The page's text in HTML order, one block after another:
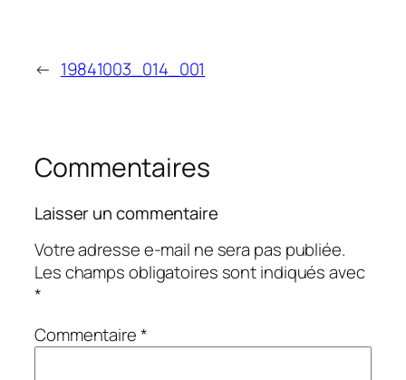
← 19841003_014_001
Commentaires
Laisser un commentaire
Votre adresse e-mail ne sera pas publiée.
Les champs obligatoires sont indiqués avec
*
Commentaire*